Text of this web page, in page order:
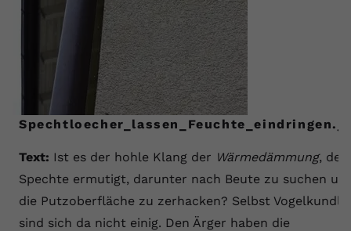
Text: Ist es der hohle Klang der Wärmedämmung, der
Spechte ermutigt, darunter nach Beute zu suchen
die Putzoberfläche zu zerhacken? Selbst
sind sich da nicht einig. Den Ärger haben die